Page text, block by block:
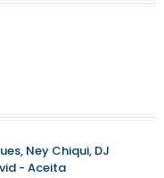
Ney Chiqui, DJ
- Aceita